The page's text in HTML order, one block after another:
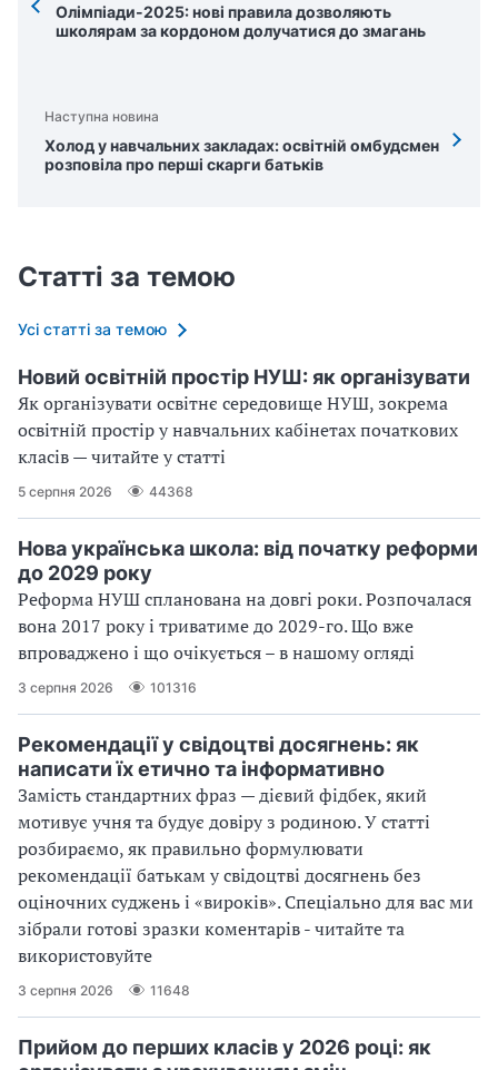
Олімпіади-2025: нові правила дозволяють
школярам за кордоном долучатися до змагань
Наступна новина
Холод у навчальних закладах: освітній омбудсмен
розповіла про перші скарги батьків
Статті за темою
Усі статті за темою
Новий освітній простір НУШ: як організувати
Як організувати освітнє середовище НУШ, зокрема
освітній простір у навчальних кабінетах початкових
класів — читайте у статті
5 серпня 2026 44368
Нова українська школа: від початку реформи
до 2029 року
Реформа НУШ спланована на довгі роки. Розпочалася
вона 2017 року і триватиме до 2029-го. Що вже
впроваджено і що очікується – в нашому огляді
3 серпня 2026 101316
Рекомендації у свідоцтві досягнень: як
написати їх етично та інформативно
Замість стандартних фраз — дієвий фідбек, який
мотивує учня та будує довіру з родиною. У статті
розбираємо, як правильно формулювати
рекомендації батькам у свідоцтві досягнень без
оціночних суджень і «вироків». Спеціально для вас ми
зібрали готові зразки коментарів - читайте та
використовуйте
3 серпня 2026 11648
Прийом до перших класів у 2026 році: як